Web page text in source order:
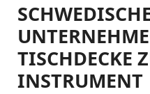
TISCHDECKE
INSTRUMENT